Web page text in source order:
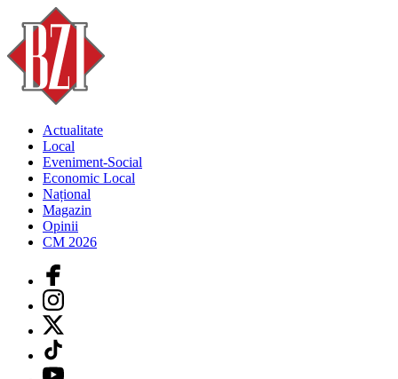
Actualitate
Local
Eveniment-Social
Economic Local
Național
Magazin
Opinii
CM 2026